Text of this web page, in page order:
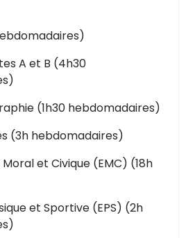
A et B (4h30
(1h30 hebdomadaires)
(3h hebdomadaires)
et Civique (EMC) (18h
et Sportive (EPS) (2h